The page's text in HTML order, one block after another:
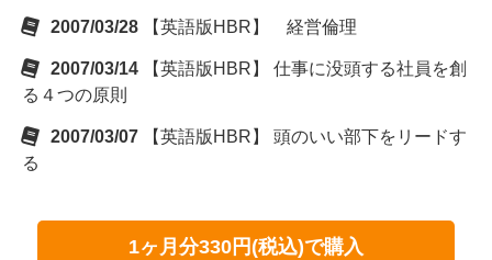
2007/03/28 【英語版HBR】 経営倫理
2007/03/14
【英語版HBR】 仕事に没頭する社員を創
る４つの原則
2007/03/07
【英語版HBR】 頭のいい部下をリードす
る
1ヶ月分330円(税込)で購入